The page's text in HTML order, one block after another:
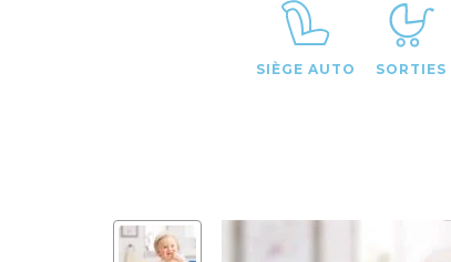
SIÈGE AUTO SORTIES